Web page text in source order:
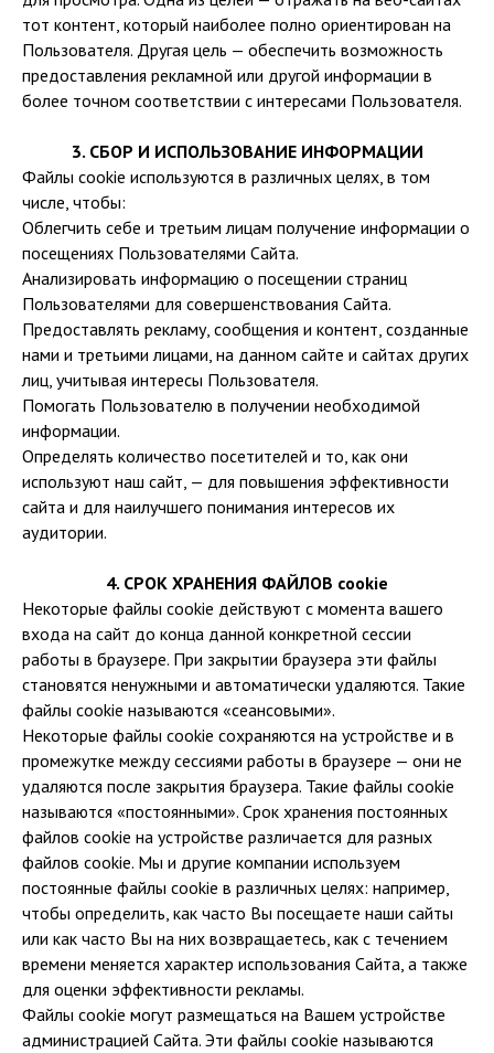
тот контент, который наиболее полно ориентирован на
Пользователя. Другая цель — обеспечить возможность
предоставления рекламной или другой информации в
более точном соответствии с интересами Пользователя.
3. СБОР И ИСПОЛЬЗОВАНИЕ ИНФОРМАЦИИ
Файлы cookie используются в различных целях, в том
числе, чтобы:
Облегчить себе и третьим лицам получение информации о
посещениях Пользователями Сайта.
Анализировать информацию о посещении страниц
Пользователями для совершенствования Сайта.
Предоставлять рекламу, сообщения и контент, созданные
нами и третьими лицами, на данном сайте и сайтах других
лиц, учитывая интересы Пользователя.
Помогать Пользователю в получении необходимой
информации.
Определять количество посетителей и то, как они
используют наш сайт, — для повышения эффективности
сайта и для наилучшего понимания интересов их
аудитории.
4. СРОК ХРАНЕНИЯ ФАЙЛОВ cookie
Некоторые файлы cookie действуют с момента вашего
входа на сайт до конца данной конкретной сессии
работы в браузере. При закрытии браузера эти файлы
становятся ненужными и автоматически удаляются. Такие
файлы cookie называются «сеансовыми».
Некоторые файлы cookie сохраняются на устройстве и в
промежутке между сессиями работы в браузере — они не
удаляются после закрытия браузера. Такие файлы cookie
называются «постоянными». Срок хранения постоянных
файлов cookie на устройстве различается для разных
файлов cookie. Мы и другие компании используем
постоянные файлы cookie в различных целях: например,
чтобы определить, как часто Вы посещаете наши сайты
или как часто Вы на них возвращаетесь, как с течением
времени меняется характер использования Сайта, а также
для оценки эффективности рекламы.
Файлы cookie могут размещаться на Вашем устройстве
администрацией Сайта. Эти файлы cookie называются